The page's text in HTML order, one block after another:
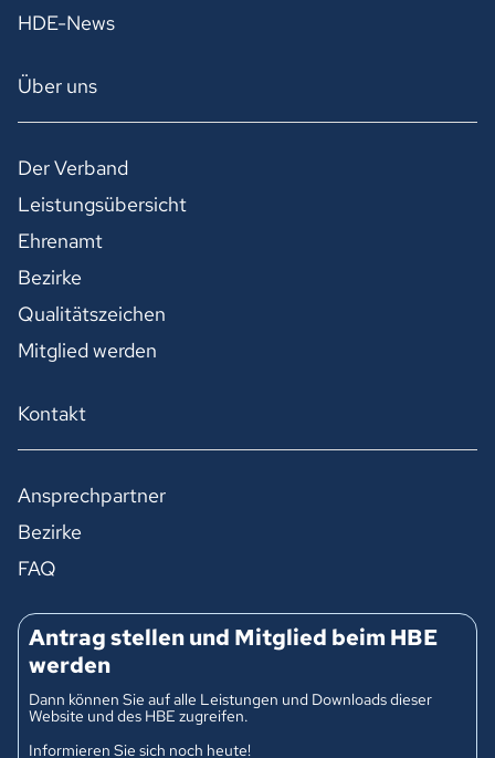
HDE-News
Über uns
Der Verband
Leistungsübersicht
Ehrenamt
Bezirke
Qualitätszeichen
Mitglied werden
Kontakt
Ansprechpartner
Bezirke
FAQ
Antrag stellen und Mitglied beim HBE
werden
Dann können Sie auf alle Leistungen und Downloads dieser
Website und des HBE zugreifen.
Informieren Sie sich noch heute!